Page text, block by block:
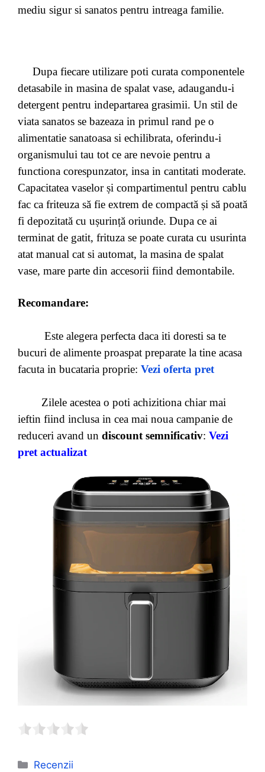
mediu sigur si sanatos pentru intreaga familie.
Dupa fiecare utilizare poti curata componentele
detasabile in masina de spalat vase, adaugandu-i
detergent pentru indepartarea grasimii. Un stil de
viata sanatos se bazeaza in primul rand pe o
alimentatie sanatoasa si echilibrata, oferindu-i
organismului tau tot ce are nevoie pentru a
functiona corespunzator, insa in cantitati moderate.
Capacitatea vaselor și compartimentul pentru cablu
fac ca friteuza să fie extrem de compactă și să poată
fi depozitată cu ușurință oriunde. Dupa ce ai
terminat de gatit, frituza se poate curata cu usurinta
atat manual cat si automat, la masina de spalat
vase, mare parte din accesorii fiind demontabile.
Recomandare:
Este alegera perfecta daca iti doresti sa te
bucuri de alimente proaspat preparate la tine acasa
facuta in bucataria proprie: Vezi oferta pret
Zilele acestea o poti achizitiona chiar mai
ieftin fiind inclusa in cea mai noua campanie de
reduceri avand un discount semnificativ: Vezi
pret actualizat
Categorii
Recenzii